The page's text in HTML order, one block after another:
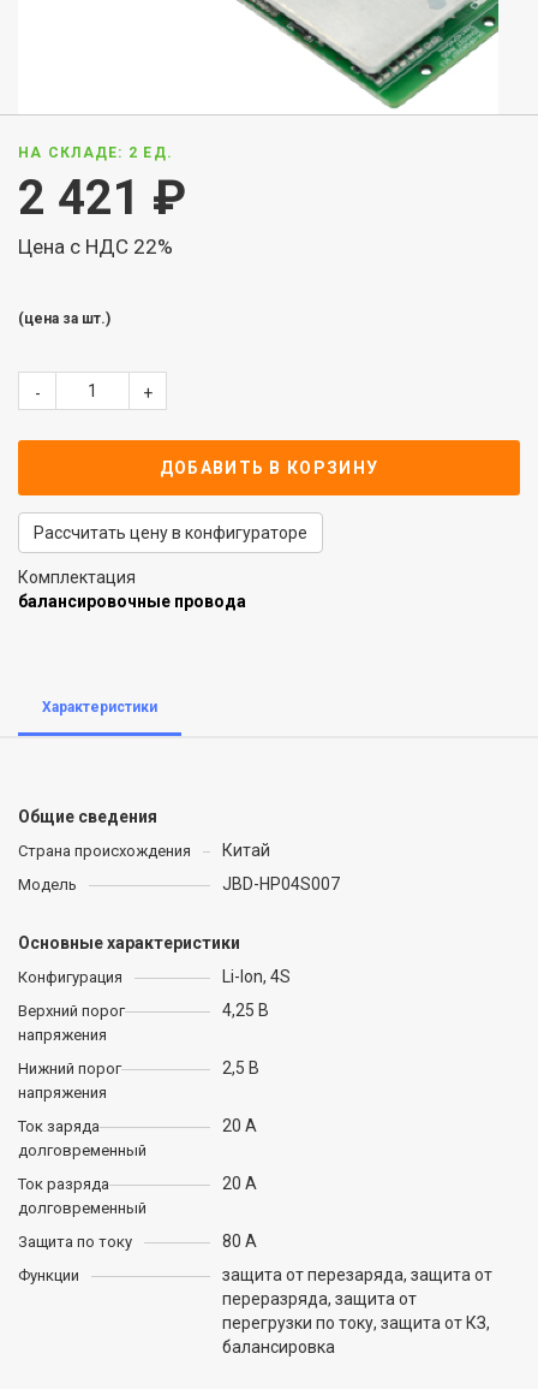
НА СКЛАДЕ: 2 ЕД.
2 421 ₽
Цена с НДС 22%
(цена за шт.)
- +
ДОБАВИТЬ В КОРЗИНУ
Рассчитать цену в конфигураторе
Комплектация
балансировочные провода
Характеристики
Общие сведения
Страна происхождения Китай
Модель JBD-HP04S007
Основные характеристики
Конфигурация Li-Ion, 4S
Верхний порог
напряжения
4,25 В
Нижний порог
напряжения
2,5 В
Ток заряда
долговременный
20 А
Ток разряда
долговременный
20 А
Защита по току 80 А
Функции
защита от перезаряда, защита от
переразряда, защита от
перегрузки по току, защита от КЗ,
балансировка